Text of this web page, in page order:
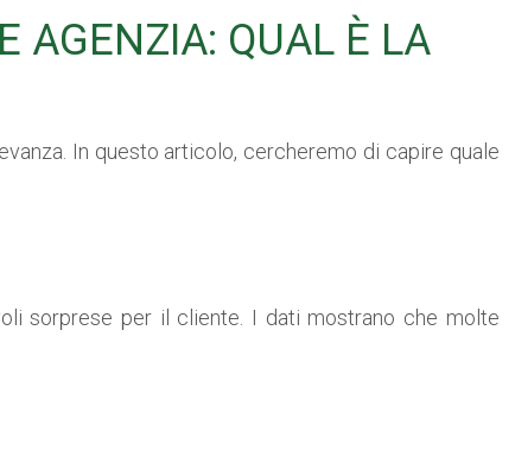
AGENZIA: QUAL È LA
In questo articolo, cercheremo di capire quale
sorprese per il cliente. I dati mostrano che molte